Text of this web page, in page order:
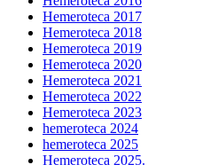
Hemeroteca 2017
Hemeroteca 2018
Hemeroteca 2019
Hemeroteca 2020
Hemeroteca 2021
Hemeroteca 2022
Hemeroteca 2023
hemeroteca 2024
hemeroteca 2025
Hemeroteca 2025.